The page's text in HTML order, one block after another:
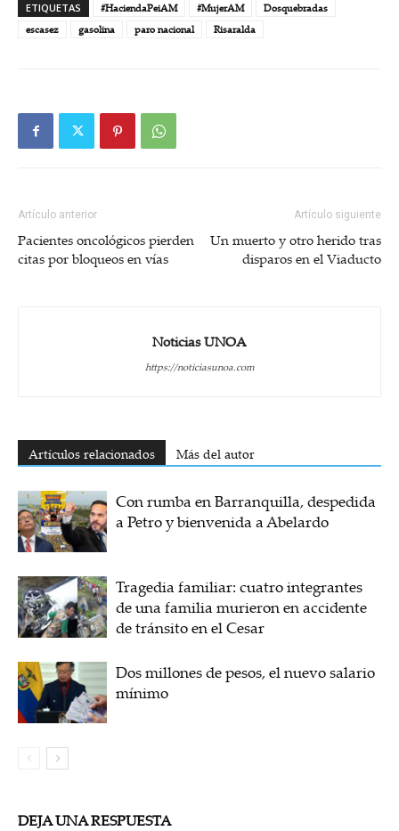
ETIQUETAS #HaciendaPeiAM #MujerAM
Dosquebradas
escasez
gasolina paro nacional Risaralda
Artículo anterior
Pacientes oncológicos pierden
citas por bloqueos en vías
Artículo siguiente
Un muerto y otro herido tras
disparos en el Viaducto
Noticias UNOA
https://noticiasunoa.com
Artículos relacionados Más del autor
Con rumba en Barranquilla, despedida
a Petro y bienvenida a Abelardo
Tragedia familiar: cuatro integrantes
de una familia murieron en accidente
de tránsito en el Cesar
Dos millones de pesos, el nuevo salario
mínimo
DEJA UNA RESPUESTA